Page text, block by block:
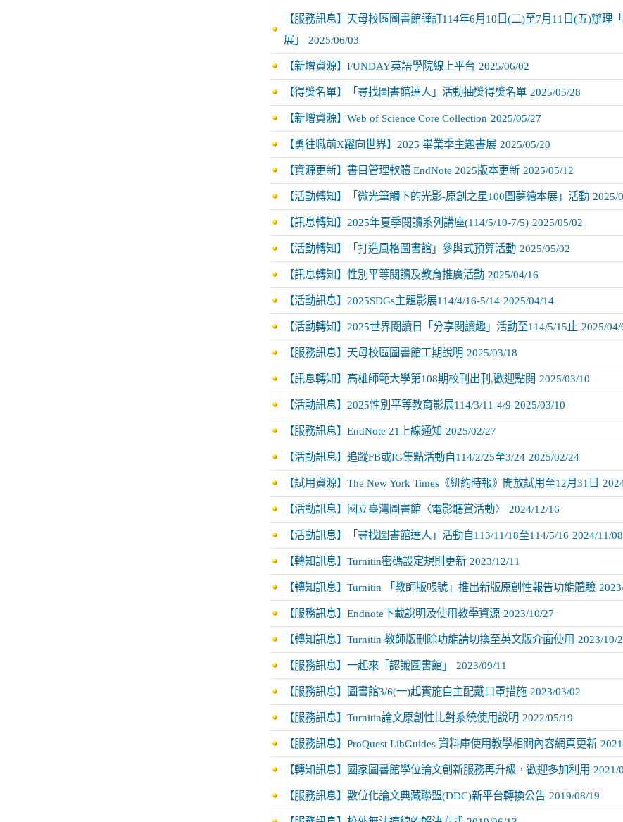
【服務訊息】天母校區圖書館謹訂114年6月10日(二)至7月11日(五)辦理
展」
2025/06/03
【新增資源】FUNDAY英語學院線上平台 2025/06/02
【得獎名單】「尋找圖書館達人」活動抽獎得獎名單 2025/05/28
【新增資源】Web of Science Core Collection 2025/05/27
【勇往職前X躍向世界】2025 畢業季主題書展 2025/05/20
【資源更新】書目管理軟體 EndNote 2025版本更新 2025/05/12
【活動轉知】「微光筆觸下的光影-原創之星100圓夢繪本展」活動 2025/
【訊息轉知】2025年夏季閱讀系列講座(114/5/10-7/5) 2025/05/02
【活動轉知】「打造風格圖書館」參與式預算活動 2025/05/02
【訊息轉知】性別平等閱讀及教育推廣活動 2025/04/16
【活動訊息】2025SDGs主題影展114/4/16-5/14 2025/04/14
【活動轉知】2025世界閱讀日「分享閱讀趣」活動至114/5/15止 2025/04/
【服務訊息】天母校區圖書館工期說明 2025/03/18
【訊息轉知】高雄師範大學第108期校刊出刊,歡迎點閱 2025/03/10
【活動訊息】2025性別平等教育影展114/3/11-4/9 2025/03/10
【服務訊息】EndNote 21上線通知 2025/02/27
【活動訊息】追蹤FB或IG集點活動自114/2/25至3/24 2025/02/24
【試用資源】The New York Times《紐約時報》開放試用至12月31日
【活動訊息】國立臺灣圖書館〈電影聽賞活動〉 2024/12/16
【活動訊息】「尋找圖書館達人」活動自113/11/18至114/5/16 2024/11/08
【轉知訊息】Turnitin密碼設定規則更新 2023/12/11
【轉知訊息】Turnitin 「教師版帳號」推出新版原創性報告功能體驗
【服務訊息】Endnote下載說明及使用教學資源 2023/10/27
【轉知訊息】Turnitin 教師版刪除功能請切換至英文版介面使用 2023/10/
【服務訊息】一起來「認識圖書館」 2023/09/11
【服務訊息】圖書館3/6(一)起實施自主配戴口罩措施 2023/03/02
【服務訊息】Turnitin論文原創性比對系統使用說明 2022/05/19
【服務訊息】ProQuest LibGuides 資料庫使用教學相關內容網頁更新
【轉知訊息】國家圖書館學位論文創新服務再升級，歡迎多加利用 2021/
【服務訊息】數位化論文典藏聯盟(DDC)新平台轉換公告 2019/08/19